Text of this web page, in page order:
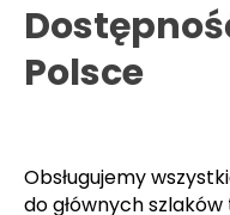
Polsce
Obsługujemy
do głównych